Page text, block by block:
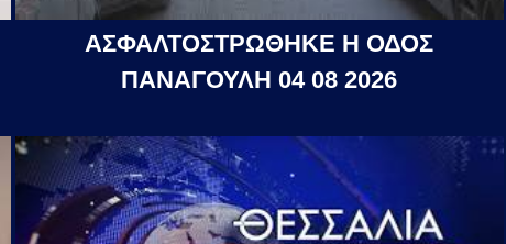
ΑΣΦΑΛΤΟΣΤΡΩΘΗΚΕ Η ΟΔΟΣ
ΠΑΝΑΓΟΥΛΗ 04 08 2026